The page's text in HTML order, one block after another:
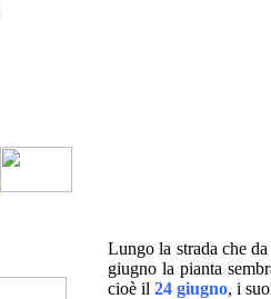
Lungo la strada che
giugno la pianta
cioè il 24 giugno, i